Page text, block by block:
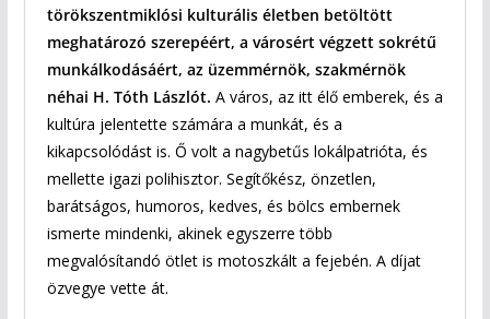
törökszentmiklósi kulturális életben betöltött
meghatározó szerepéért, a városért végzett sokrétű
munkálkodásáért, az üzemmérnök, szakmérnök
néhai H. Tóth Lászlót. A város, az itt élő emberek, és a
kultúra jelentette számára a munkát, és a
kikapcsolódást is. Ő volt a nagybetűs lokálpatrióta, és
mellette igazi polihisztor. Segítőkész, önzetlen,
barátságos, humoros, kedves, és bölcs embernek
ismerte mindenki, akinek egyszerre több
megvalósítandó ötlet is motoszkált a fejebén. A díjat
özvegye vette át.